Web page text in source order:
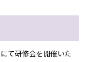
て研修会を開催いた